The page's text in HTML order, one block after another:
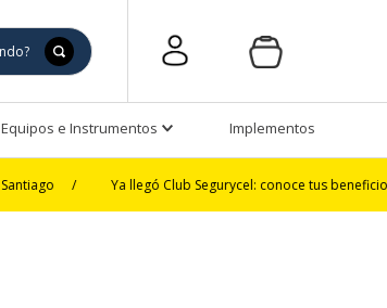
Equipos e Instrumentos Implementos de
Ya llegó Club Segurycel: conoce tus beneficios / 3